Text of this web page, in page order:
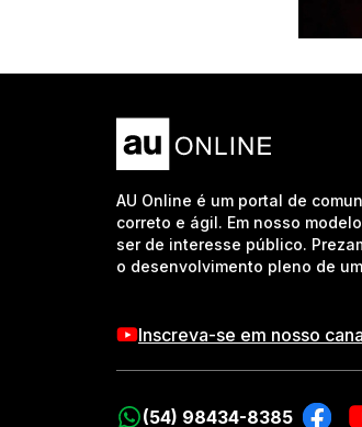
AU Online é um portal de
correto e ágil. Em nosso
ser de interesse público.
o desenvolvimento pleno de
Inscreva-se em nosso
(54) 98434-8385